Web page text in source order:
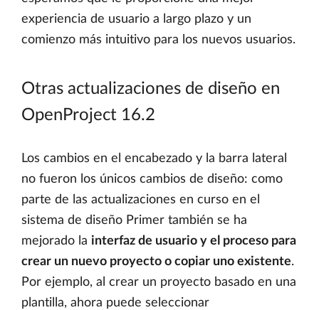
experiencia de usuario a largo plazo y un
comienzo más intuitivo para los nuevos usuarios.
Otras actualizaciones de diseño en
OpenProject 16.2
Los cambios en el encabezado y la barra lateral
no fueron los únicos cambios de diseño: como
parte de las actualizaciones en curso en el
sistema de diseño Primer también se ha
mejorado la interfaz de usuario y el proceso para
crear un nuevo proyecto o copiar uno existente.
Por ejemplo, al crear un proyecto basado en una
plantilla, ahora puede seleccionar